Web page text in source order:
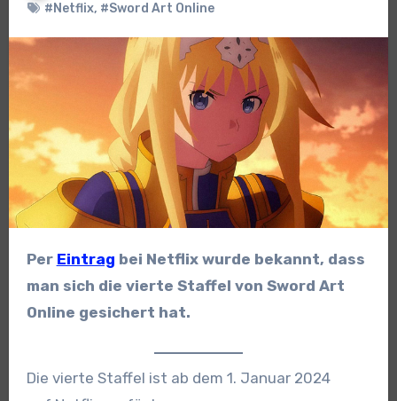
#Netflix, #Sword Art Online
Per Eintrag bei Netflix wurde bekannt, dass
man sich die vierte Staffel von Sword Art
Online gesichert hat.
Die vierte Staffel ist ab dem 1. Januar 2024